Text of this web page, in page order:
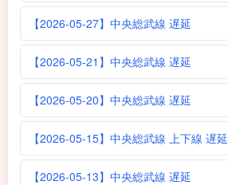
【2026-05-27】中央総武線 遅延
【2026-05-21】中央総武線 遅延
【2026-05-20】中央総武線 遅延
【2026-05-15】中央総武線 上下線 遅延
【2026-05-13】中央総武線 遅延